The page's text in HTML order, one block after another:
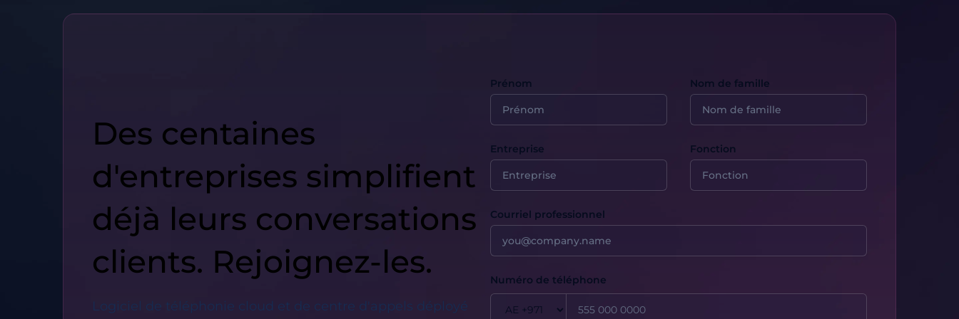
Des centaines
d'entreprises simplifient
déjà leurs conversations
clients. Rejoignez-les.
Logiciel de téléphonie cloud et de centre d'appels déployé
Prénom Nom de famille
Entreprise Fonction
Courriel professionnel
Numéro de téléphone